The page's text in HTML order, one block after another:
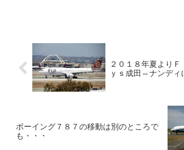
２０１８年夏より
ｙｓ成田⇔ナンディ
ボーイング７８７の移動は別のところで
も・・・